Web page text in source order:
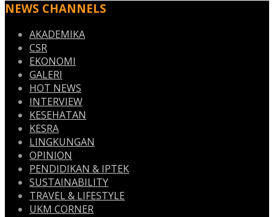
NEWS CHANNELS
AKADEMIKA
CSR
EKONOMI
GALERI
HOT NEWS
INTERVIEW
KESEHATAN
KESRA
LINGKUNGAN
OPINION
PENDIDIKAN & IPTEK
SUSTAINABILITY
TRAVEL & LIFESTYLE
UKM CORNER